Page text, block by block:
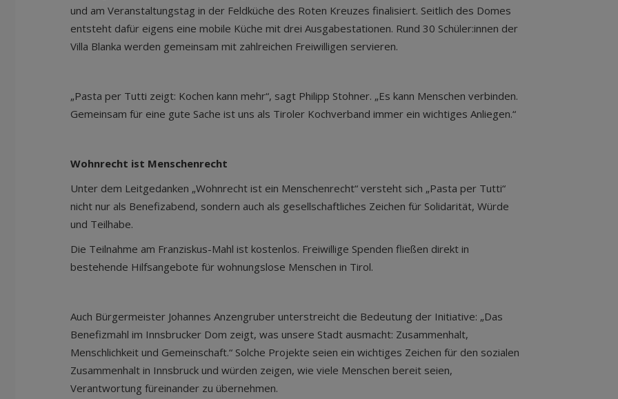
und am Veranstaltungstag in der Feldküche des Roten Kreuzes finalisiert. Seitlich des Domes
entsteht dafür eigens eine mobile Küche mit drei Ausgabestationen. Rund 30 Schüler:innen der
Villa Blanka werden gemeinsam mit zahlreichen Freiwilligen servieren.
„Pasta per Tutti zeigt: Kochen kann mehr“, sagt Philipp Stohner. „Es kann Menschen verbinden.
Gemeinsam für eine gute Sache ist uns als Tiroler Kochverband immer ein wichtiges Anliegen.“
Wohnrecht ist Menschenrecht
Unter dem Leitgedanken „Wohnrecht ist ein Menschenrecht“ versteht sich „Pasta per Tutti“
nicht nur als Benefizabend, sondern auch als gesellschaftliches Zeichen für Solidarität, Würde
und Teilhabe.
Die Teilnahme am Franziskus-Mahl ist kostenlos. Freiwillige Spenden fließen direkt in
bestehende Hilfsangebote für wohnungslose Menschen in Tirol.
Auch Bürgermeister Johannes Anzengruber unterstreicht die Bedeutung der Initiative: „Das
Benefizmahl im Innsbrucker Dom zeigt, was unsere Stadt ausmacht: Zusammenhalt,
Menschlichkeit und Gemeinschaft.“ Solche Projekte seien ein wichtiges Zeichen für den sozialen
Zusammenhalt in Innsbruck und würden zeigen, wie viele Menschen bereit seien,
Verantwortung füreinander zu übernehmen.